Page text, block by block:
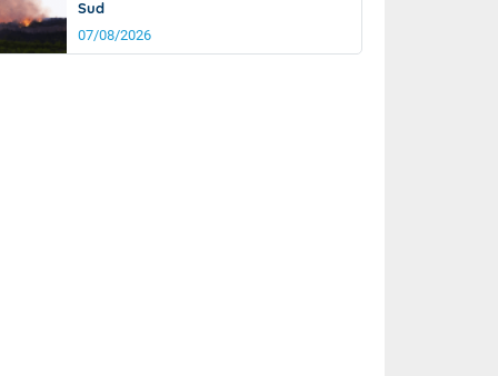
Sud
07/08/2026